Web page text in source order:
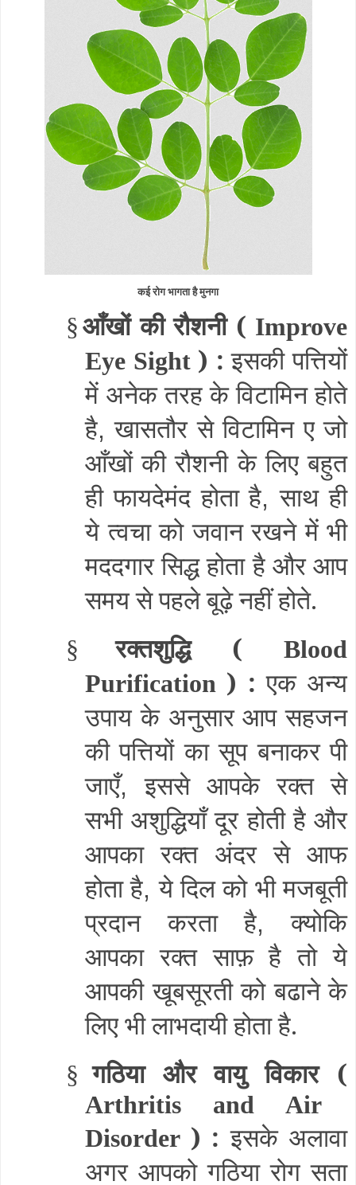
कई रोग भागता है मुनगा
§ आँखों की रौशनी ( Improve
Eye Sight ) :इसकी पत्तियों
में अनेक तरह के विटामिन होते
है,खासतौर से विटामिन ए जो
आँखों की रौशनी के लिए बहुत
ही फायदेमंद होता है,साथ ही
ये त्वचा को जवान रखने में भी
मददगार सिद्ध होता है और आप
समय से पहले बूढ़े नहीं होते.
§ रक्तशुद्धि ( Blood
Purification ) :एक अन्य
उपाय के अनुसार आप सहजन
की पत्तियों का सूप बनाकर पी
जाएँ,इससे आपके रक्त से
सभी अशुद्धियाँ दूर होती है और
आपका रक्त अंदर से आफ
होता है,ये दिल को भी मजबूती
प्रदान करता है,
क्योकि
आपका रक्त साफ़ है तो ये
आपकी खूबसूरती को बढाने के
लिए भी लाभदायी होता है.
§ गठिया और वायु विकार (
Arthritis and Air
Disorder ) :इसके अलावा
अगर आपको गठिया रोग सता